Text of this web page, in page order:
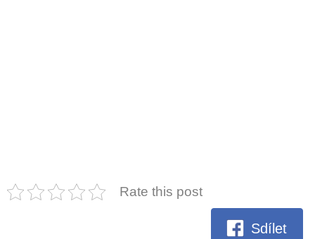
Rate this post
Sdílet